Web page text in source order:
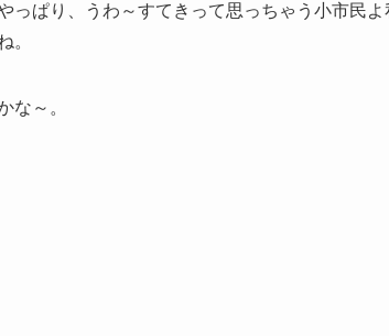
っぱり、うわ～すてきって思っちゃう小市民よ
。
な～。